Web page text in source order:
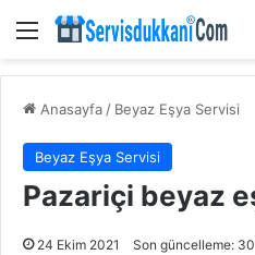
Menü
Anasayfa / Beyaz Eşya Servisi
Beyaz Eşya Servisi
Pazariçi beyaz
24 Ekim 2021 Son güncelleme: